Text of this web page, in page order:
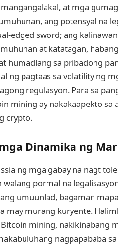
at mga
ang potensyal na
edged sword; ang
at katatagan,
humadlang sa pribadong
ng pagtaas sa volatility ng
regulasyon. Para sa
mining ay nakakaapekto sa
crypto.
Dinamika ng
ng mga gabay na nagt
pormal na
umuunlad, bagaman
murang kuryente.
mining, nakikinabang
nagpapababa